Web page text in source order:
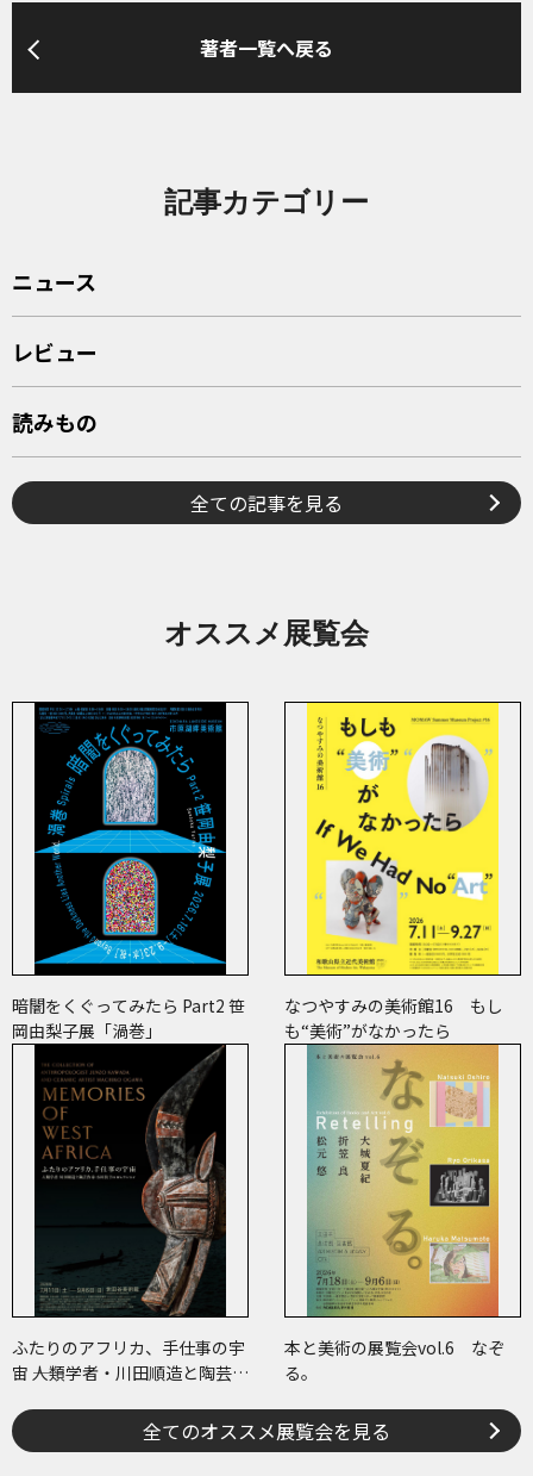
著者一覧へ戻る
記事カテゴリー
ニュース
レビュー
読みもの
全ての記事を見る
オススメ展覧会
暗闇をくぐってみたら Part2 笹
岡由梨子展「渦巻」
なつやすみの美術館16 もし
も“美術”がなかったら
ふたりのアフリカ、手仕事の宇
宙 ――人類学者・川田順造と陶芸作
本と美術の展覧会vol.6 なぞ
る。
全てのオススメ展覧会を見る